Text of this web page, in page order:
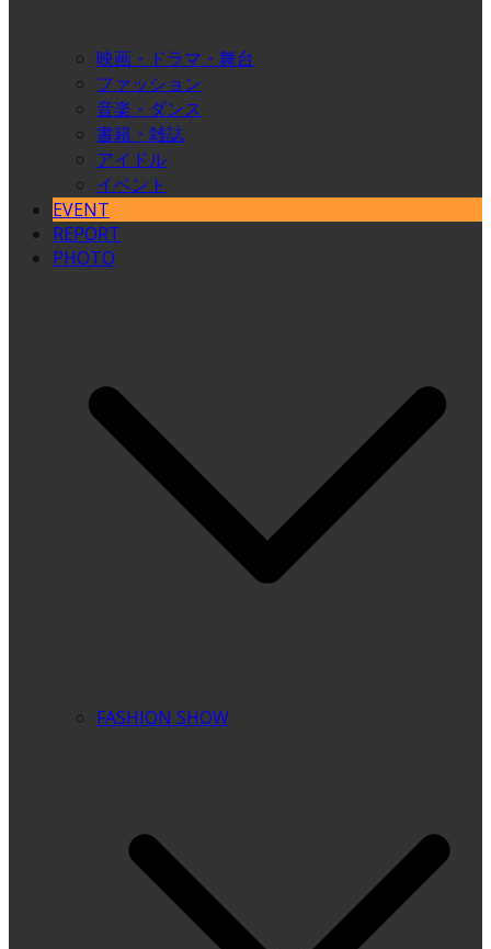
映画・ドラマ・舞台
ファッション
音楽・ダンス
書籍・雑誌
アイドル
イベント
EVENT
REPORT
PHOTO
FASHION SHOW